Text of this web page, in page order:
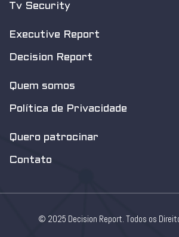
Tv Security
Executive Report
Decision Report
Quem somos
Política de Privacidade
Quero patrocinar
Contato
© 2025 Decision Report. Todos os